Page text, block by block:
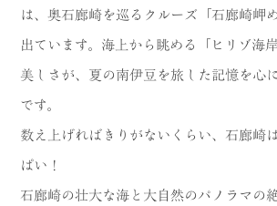
は、奥石廊崎を巡るクルーズ「石廊崎岬
出ています。海上から眺める「ヒリゾ海
美しさが、夏の南伊豆を旅した記憶を心
です。
数え上げればきりがないくらい、石廊崎
ぱい！
石廊崎の壮大な海と大自然のパノラマの